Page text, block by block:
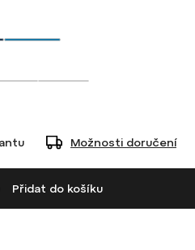
Možnosti doručení
Přidat do košíku